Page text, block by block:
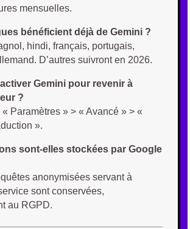
mensuelles.
bénéficient déjà de Gemini ?
hindi, français, portugais,
D’autres suivront en 2026.
Gemini pour revenir à
?
Paramètres » > « Avancé » > «
».
sont-elles stockées par Google
anonymisées servant à
sont conservées,
au RGPD.